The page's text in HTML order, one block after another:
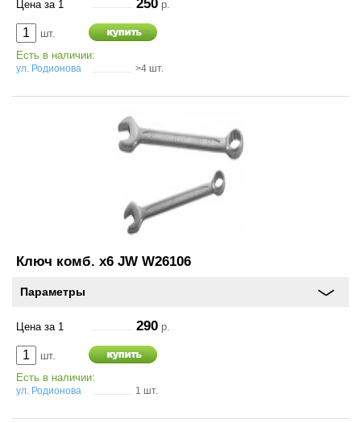
Цена за 1 250 р.
шт.
Есть в наличии:
ул. Родионова >4 шт.
Ключ комб. х6 JW W26106
Параметры
Цена за 1 290 р.
шт.
Есть в наличии:
ул. Родионова 1 шт.